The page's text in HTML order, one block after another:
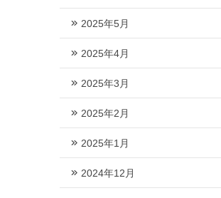
2025年5月
2025年4月
2025年3月
2025年2月
2025年1月
2024年12月